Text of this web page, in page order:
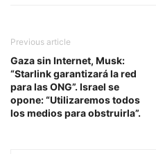
Previous article
Gaza sin Internet, Musk:
“Starlink garantizará la red
para las ONG”. Israel se
opone: “Utilizaremos todos
los medios para obstruirla”.